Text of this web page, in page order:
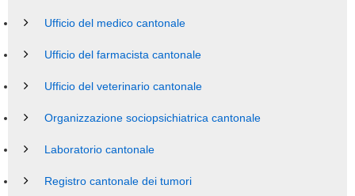
Ufficio del medico cantonale
Ufficio del farmacista cantonale
Ufficio del veterinario cantonale
Organizzazione sociopsichiatrica cantonale
Laboratorio cantonale
Registro cantonale dei tumori